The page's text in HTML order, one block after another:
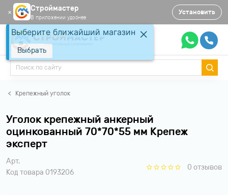
✕ Строймастер
В приложении удобнее
Установить
Крепежный уголок
Уголок крепежный анкерный
оцинкованный 70*70*55 мм Крепеж
эксперт
Арт.
Код товара 0193206
0 отзывов
Выберите ближайший магазин
Выбрать